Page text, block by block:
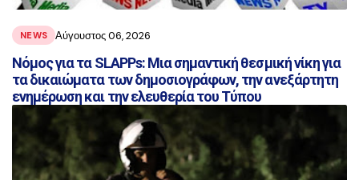
NEWS Αύγουστος 06, 2026
Νόμος για τα SLAPPs: Μια σημαντική θεσμική νίκη για
τα δικαιώματα των δημοσιογράφων, την ανεξάρτητη
ενημέρωση και την ελευθερία του Τύπου